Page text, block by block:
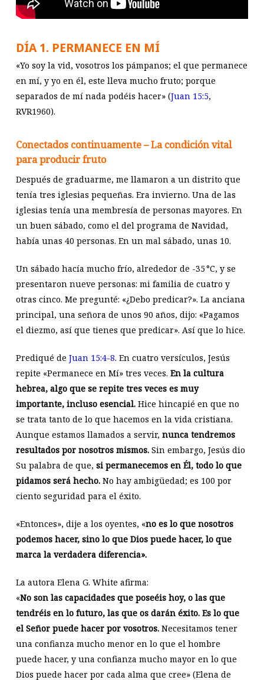
DÍA 1. PERMANECE EN MÍ
«Yo soy la vid, vosotros los pámpanos; el que permanece
en mí, y yo en él, este lleva mucho fruto; porque
separados de mí nada podéis hacer» (Juan 15:5,
RVR1960).
Conectados continuamente – La condición vital
para producir fruto
Después de graduarme, me llamaron a un distrito que
tenía tres iglesias pequeñas. Era invierno. Una de las
iglesias tenía una membresía de personas mayores. En
un buen sábado, como el del programa de Navidad,
había unas 40 personas. En un mal sábado, unas 10.
Un sábado hacía mucho frío, alrededor de -35 °C, y se
presentaron nueve personas: mi familia de cuatro y
otras cinco. Me pregunté: «¿Debo predicar?». La anciana
principal, una señora de unos 90 años, dijo: «Pagamos
el diezmo, así que tienes que predicar». Así que lo hice.
Prediqué de Juan 15:4-8. En cuatro versículos, Jesús
repite «Permanece en Mí» tres veces. En la cultura
hebrea, algo que se repite tres veces es muy
importante, incluso esencial.Hice hincapié en que no
se trata tanto de lo que hacemos en la vida cristiana.
Aunque estamos llamados a servir, nunca tendremos
resultados por nosotros mismos.Sin embargo, Jesús dio
Su palabra de que, si permanecemos en Él, todo lo que
pidamos será hecho.No hay ambigüedad; es 100 por
ciento seguridad para el éxito.
«Entonces», dije a los oyentes, «no es lo que nosotros
podemos hacer, sino lo que Dios puede hacer, lo que
marca la verdadera diferencia».
La autora Elena G. White afirma:
«No son las capacidades que poseéis hoy, o las que
tendréis en lo futuro, las que os darán éxito. Es lo que
el Señor puede hacer por vosotros.Necesitamos tener
una confianza mucho menor en lo que el hombre
puede hacer, y una confianza mucho mayor en lo que
Dios puede hacer por cada alma que cree» (Elena de